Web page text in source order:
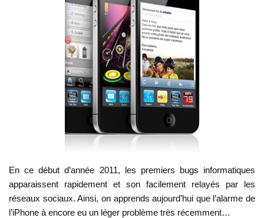
En ce début d’année 2011, les premiers bugs informatiques
apparaissent rapidement et son facilement relayés par les
réseaux sociaux. Ainsi, on apprends aujourd’hui que l’alarme de
l’iPhone à encore eu un léger problème très récemment…